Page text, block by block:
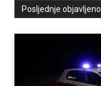
Posljednje objavljeno